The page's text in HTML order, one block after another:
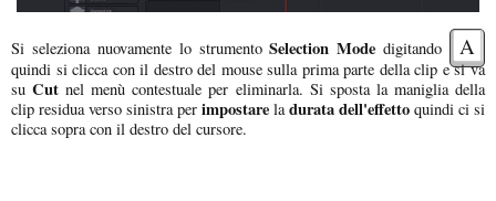
Si seleziona nuovamente lo strumentoSelection Mode digitando A
quindi si clicca con il destro del mouse sulla prima parte della clip e si va
suCutnel menù contestuale per eliminarla. Si sposta la maniglia della
clip residua verso sinistra per impostare ladurata dell'effetto quindi ci si
clicca sopra con il destro del cursore.